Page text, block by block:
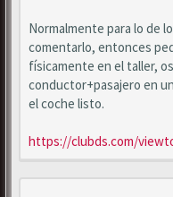
Normalmente para lo de
comentarlo, entonces
físicamente en el taller,
conductor+pasajero en
el coche listo.
https://clubds.com/